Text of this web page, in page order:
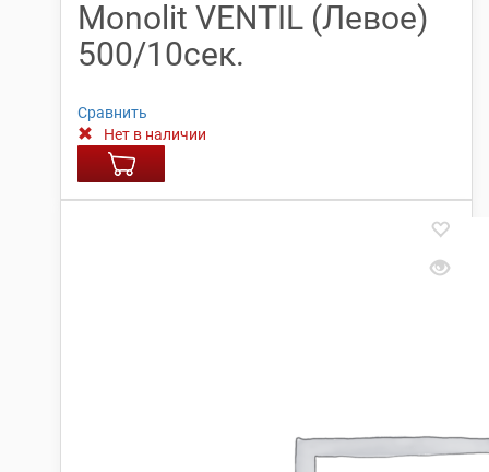
Monolit VENTIL (Левое)
500/10сек.
Сравнить
Нет в наличии